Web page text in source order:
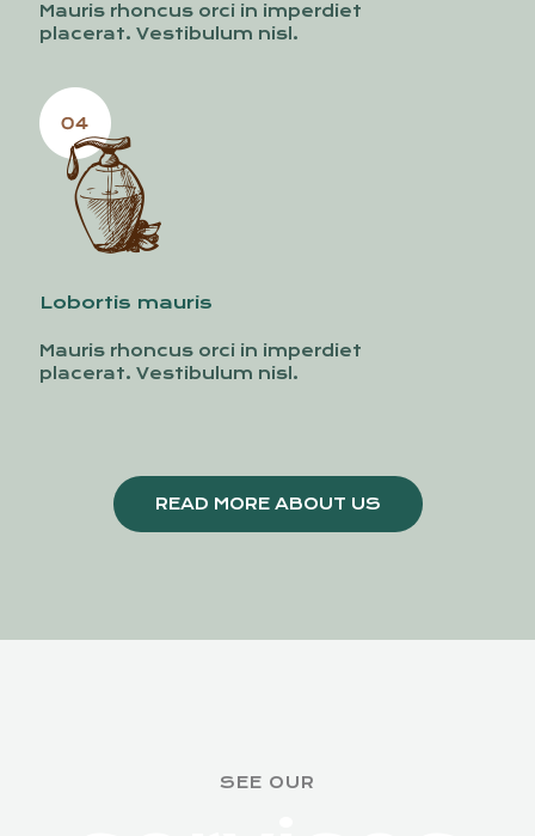
Mauris rhoncus orci in imperdiet
placerat. Vestibulum nisl.
Lobortis mauris
Mauris rhoncus orci in imperdiet
placerat. Vestibulum nisl.
READ MORE ABOUT US
SEE OUR